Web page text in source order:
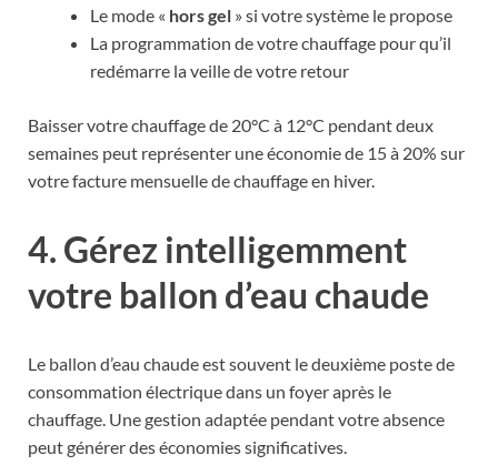
Le mode « hors gel » si votre système le propose
La programmation de votre chauffage pour qu’il
redémarre la veille de votre retour
Baisser votre chauffage de 20°C à 12°C pendant deux
semaines peut représenter une économie de 15 à 20% sur
votre facture mensuelle de chauffage en hiver.
4. Gérez intelligemment
votre ballon d’eau chaude
Le ballon d’eau chaude est souvent le deuxième poste de
consommation électrique dans un foyer après le
chauffage. Une gestion adaptée pendant votre absence
peut générer des économies significatives.